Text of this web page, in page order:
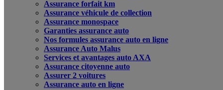
Assurance forfait km
Assurance véhicule de collection
Assurance monospace
Garanties assurance auto
Nos formules assurance auto en ligne
Assurance Auto Malus
Services et avantages auto AXA
Assurance citoyenne auto
Assurer 2 voitures
Assurance auto en ligne